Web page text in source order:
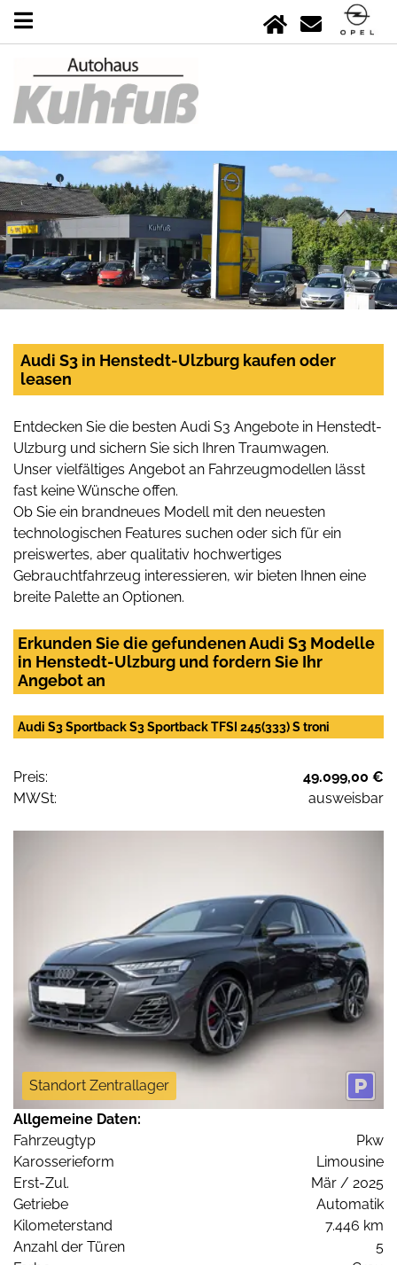
Audi S3 in Henstedt-Ulzburg kaufen oder
leasen
Entdecken Sie die besten Audi S3 Angebote in Henstedt-
Ulzburg und sichern Sie sich Ihren Traumwagen.
Unser vielfältiges Angebot an Fahrzeugmodellen lässt
fast keine Wünsche offen.
Ob Sie ein brandneues Modell mit den neuesten
technologischen Features suchen oder sich für ein
preiswertes, aber qualitativ hochwertiges
Gebrauchtfahrzeug interessieren, wir bieten Ihnen eine
breite Palette an Optionen.
Erkunden Sie die gefundenen Audi S3 Modelle
in Henstedt-Ulzburg und fordern Sie Ihr
Angebot an
Audi S3 Sportback S3 Sportback TFSI 245(333) S troni
Preis:
49.099,00 €
MWSt:
ausweisbar
Standort Zentrallager
Allgemeine Daten:
Fahrzeugtyp
Pkw
Karosserieform
Limousine
Erst-Zul.
Mär / 2025
Getriebe
Automatik
Kilometerstand
7.446 km
Anzahl der Türen
5